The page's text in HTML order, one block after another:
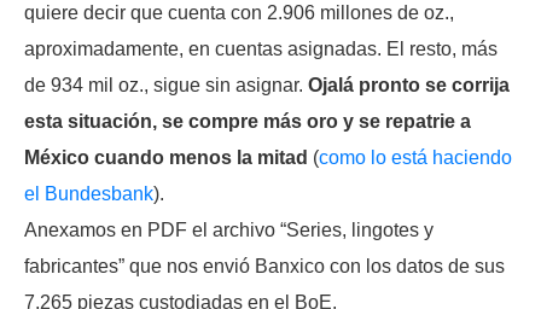
quiere decir que cuenta con 2.906 millones de oz.,
aproximadamente, en cuentas asignadas. El resto, más
de 934 mil oz., sigue sin asignar. Ojalá pronto se corrija
esta situación, se compre más oro y se repatrie a
México cuando menos la mitad (como lo está haciendo
el Bundesbank).
Anexamos en PDF el archivo “Series, lingotes y
fabricantes” que nos envió Banxico con los datos de sus
7,265 piezas custodiadas en el BoE.